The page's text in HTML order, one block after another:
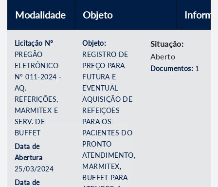
Modalidade Objeto
Licitação Nº
PREGÃO
ELETRÔNICO
Nº 011-2024 -
AQ.
REFERIÇÕES,
MARMITEX E
SERV. DE
BUFFET
Data de
Abertura
25/03/2024
Data de
Objeto:
REGISTRO DE
PREÇO PARA
FUTURA E
EVENTUAL
AQUISIÇÃO DE
REFEIÇOES
PARA OS
PACIENTES DO
PRONTO
ATENDIMENTO,
MARMITEX,
BUFFET PARA
Situação:
Aberto
Documentos: 1